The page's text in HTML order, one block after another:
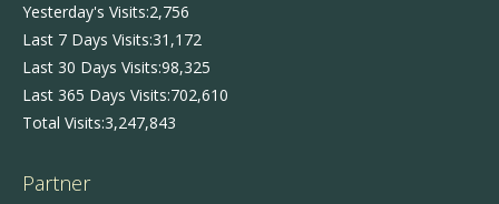
Yesterday's Visits:2,756
Last 7 Days Visits:31,172
Last 30 Days Visits:98,325
Last 365 Days Visits:702,610
Total Visits:3,247,843
Partner